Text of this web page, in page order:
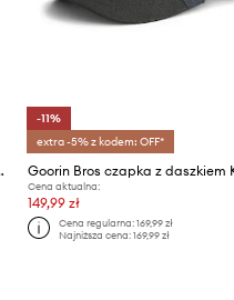
Rooster
-11%
extra -5% z kodem: OFF*
Cena aktualna:
149,99 zł
Cena regularna:169,99 zł
Najniższa cena:169,99 zł